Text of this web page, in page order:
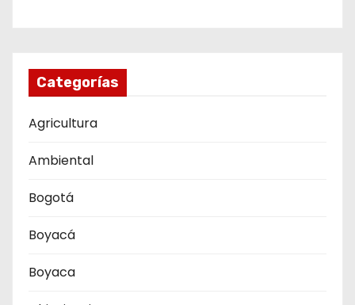
Categorías
Agricultura
Ambiental
Bogotá
Boyacá
Boyaca